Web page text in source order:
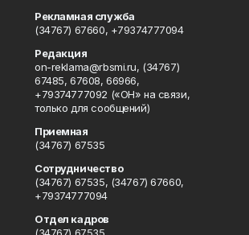
Рекламная служба
(34767) 67660, +79374777094
Редакция
on-reklama@rbsmi.ru, (34767)
67485, 67608, 66966,
+79374777092 («ОН» на связи,
только для сообщений)
Приемная
(34767) 67535
Сотрудничество
(34767) 67535, (34767) 67660,
+79374777094
Отдел кадров